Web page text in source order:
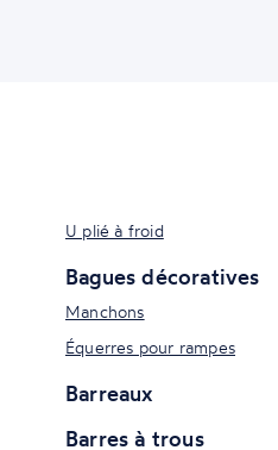
U plié à froid
Bagues décoratives
Manchons
Équerres pour rampes
Barreaux
Barres à trous